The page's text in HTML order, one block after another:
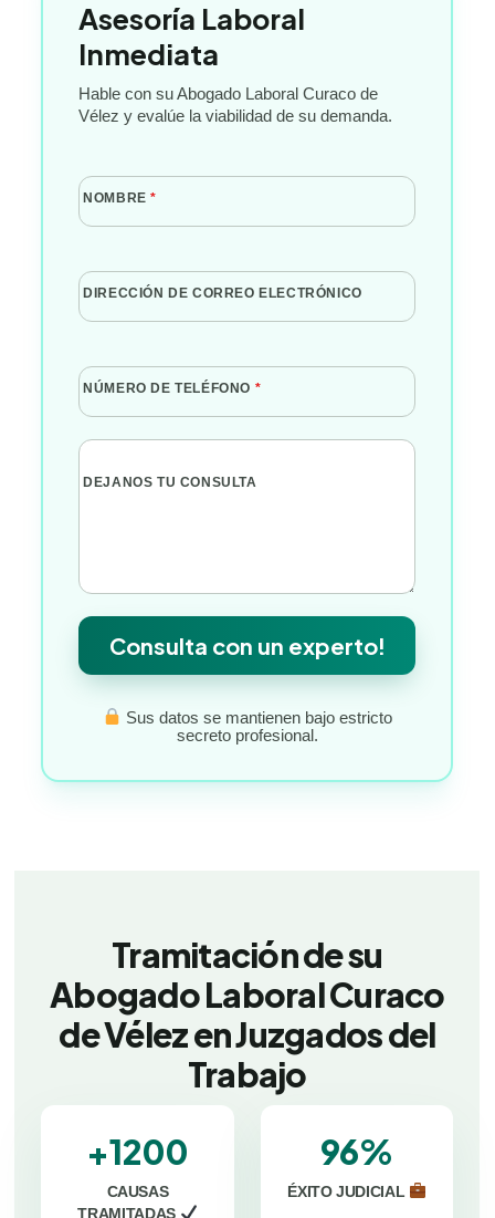
Asesoría Laboral
Inmediata
Hable con su Abogado Laboral Curaco de
Vélez y evalúe la viabilidad de su demanda.
NOMBRE*
DIRECCIÓN DE CORREO ELECTRÓNICO
NÚMERO DE TELÉFONO *
DEJANOS TU CONSULTA
Consulta con un experto!
Sus datos se mantienen bajo estricto
secreto profesional.
Tramitación de su
Abogado Laboral Curaco
de Vélez en Juzgados del
Trabajo
+1200
CAUSAS
TRAMITADAS
96%
ÉXITO JUDICIAL